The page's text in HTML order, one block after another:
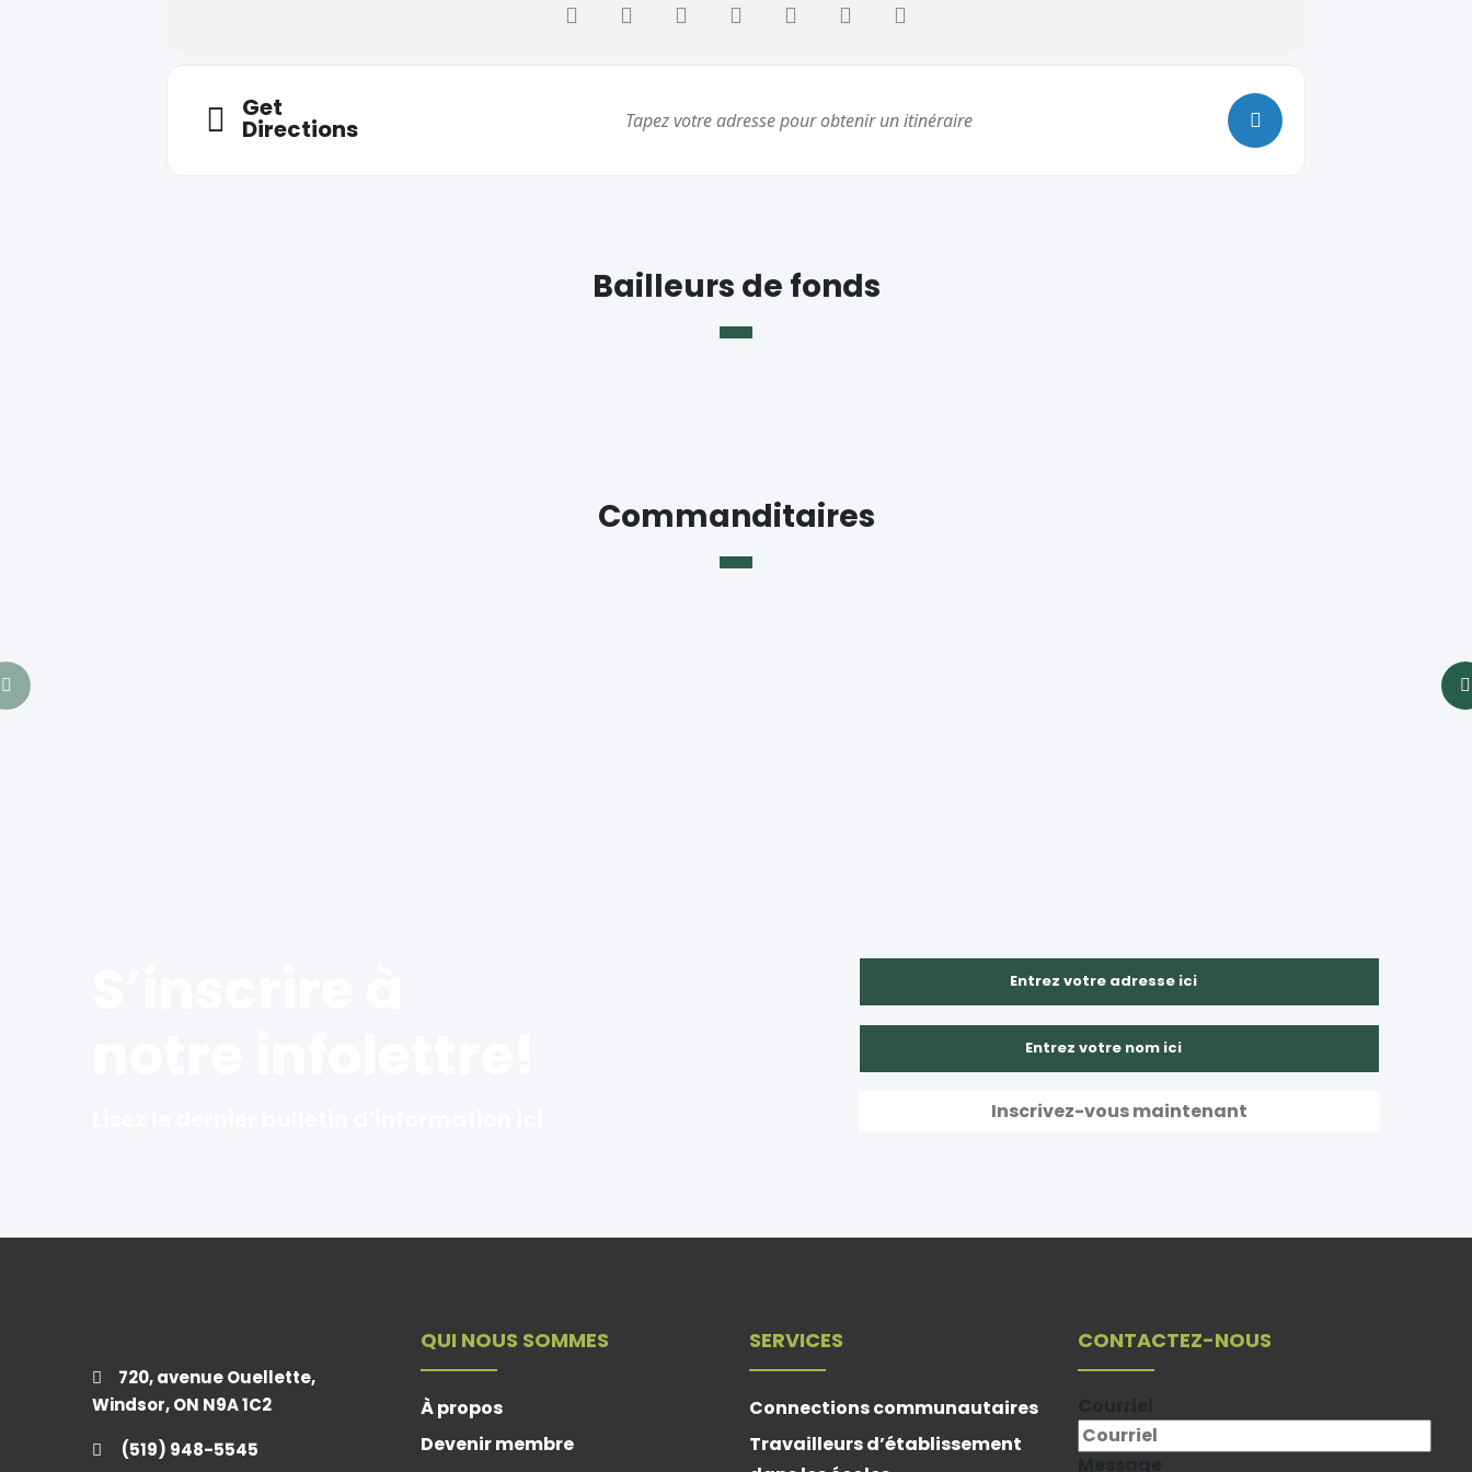
Get
Directions
Bailleurs de fonds
Commanditaires
720, avenue Ouellette,
Windsor, ON N9A 1C2
(519) 948-5545
QUI NOUS SOMMES
À propos
Devenir membre
SERVICES
Connections communautaires
Travailleurs d’établissement
CONTACTEZ-NOUS